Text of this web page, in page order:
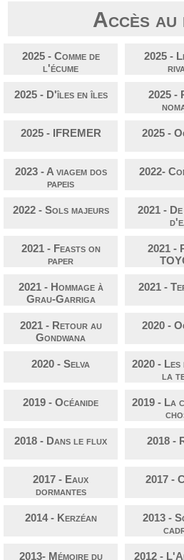
Accès au
2025 - Comme de
l'écume
2025 -
2025 - D'îles en îles
2025 -
2025 - IFREMER 2025 -
2023 - A viagem dos
papeis
2022-
2022 - Sols majeurs
2021 -
2021 - Feasts on
paper
2021 -
2021 - Hommage à
Grau-Garriga
2021 -
2021 - Retour au
Gondwana
2020 -
2020 - Selva
2020 -
la
2019 - Océanide
2019 - La
2018 - Dans le flux 2018 -
2017 - Eaux
dormantes
2017 -
2014 - Kerzéan
2013 -
2013- Mémoire du
2012 -